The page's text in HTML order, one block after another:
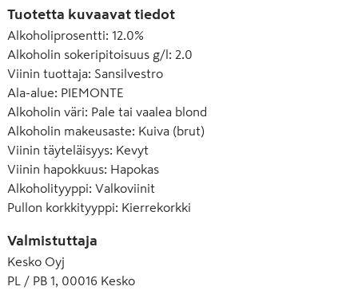
Tuotetta kuvaavat tiedot
Alkoholiprosentti: 12.0%
Alkoholin sokeripitoisuus g/l: 2.0
Viinin tuottaja: Sansilvestro
Ala-alue: PIEMONTE
Alkoholin väri: Pale tai vaalea blond
Alkoholin makeusaste: Kuiva (brut)
Viinin täyteläisyys: Kevyt
Viinin hapokkuus: Hapokas
Alkoholityyppi: Valkoviinit
Pullon korkkityyppi: Kierrekorkki
Valmistuttaja
Kesko Oyj
PL / PB 1, 00016 Kesko